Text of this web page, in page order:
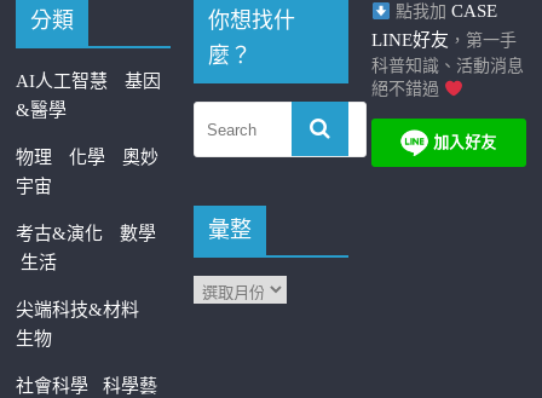
分類
AI人工智慧
基因
&醫學
物理 化學
奧妙
宇宙
考古&演化
數學
生活
尖端科技&材料
生物
社會科學科學藝
你想找什
麼？
彙整
點我加 CASE
LINE好友 ，第一手
科普知識、活動消息
絕不錯過